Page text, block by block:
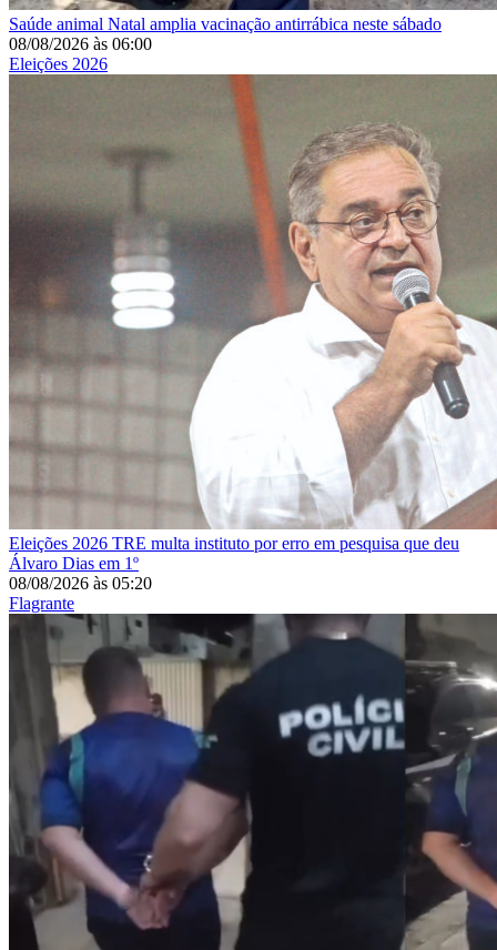
Saúde animal Natal amplia vacinação antirrábica neste sábado
08/08/2026 às 06:00
Eleições 2026
Eleições 2026 TRE multa instituto por erro em pesquisa que deu
Álvaro Dias em 1º
08/08/2026 às 05:20
Flagrante